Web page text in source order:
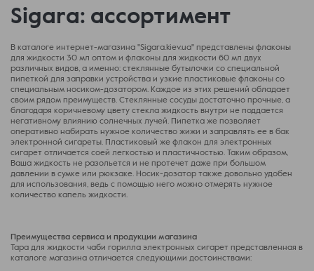
Sigara: ассортимент
В каталоге интернет-магазина "Sigara.kiev.ua" представлены флаконы
для жидкости 30 мл оптом и флаконы для жидкости 60 мл двух
различных видов, а именно: стеклянные бутылочки со специальной
пипеткой для заправки устройства и узкие пластиковые флаконы со
специальным носиком-дозатором. Каждое из этих решений обладает
своим рядом преимуществ. Стеклянные сосуды достаточно прочные, а
благодаря коричневому цвету стекла жидкость внутри не поддается
негативному влиянию солнечных лучей. Пипетка же позволяет
оперативно набирать нужное количество жижи и заправлять ее в бак
электронной сигареты. Пластиковый же флакон для электронных
сигарет отличается соей легкостью и пластичностью. Таким образом,
Ваша жидкость не разольется и не протечет даже при большом
давлении в сумке или рюкзаке. Носик-дозатор также довольно удобен
для использования, ведь с помощью него можно отмерять нужное
количество капель жидкости.
Преимущества сервиса и продукции магазина
Тара для жидкости чаби горилла электронных сигарет представленная в
каталоге магазина отличается следующими достоинствами: